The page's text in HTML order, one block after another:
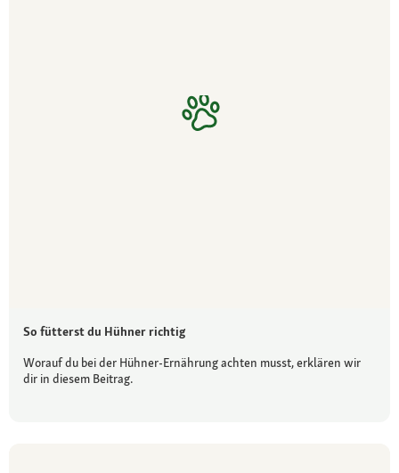
So fütterst du Hühner richtig
Worauf du bei der Hühner-Ernährung achten musst, erklären wir
dir in diesem Beitrag.